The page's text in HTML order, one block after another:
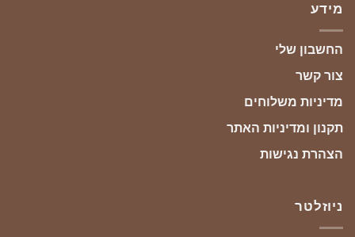
מידע
החשבון שלי
צור קשר
מדיניות משלוחים
תקנון ומדיניות האתר
הצהרת נגישות
ניוזלטר